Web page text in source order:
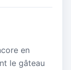
en
le gâteau